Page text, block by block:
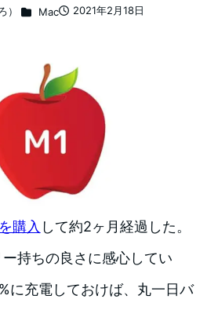
2021年2月18日
） カテゴリー
Mac
購入 して約2ヶ月経過した。
持ちの良さに感心してい
に充電しておけば、丸一日バ